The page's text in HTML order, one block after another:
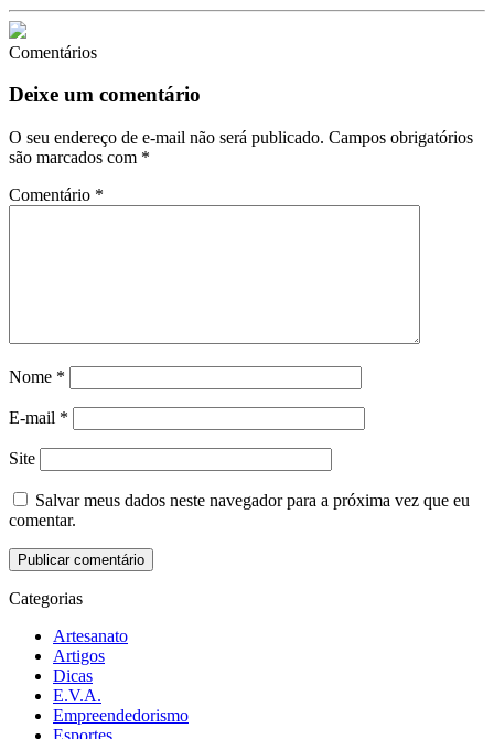
Comentários
Deixe um comentário
O seu endereço de e-mail não será publicado. Campos obrigatórios
são marcados com *
Comentário *
Nome *
E-mail *
Site
Salvar meus dados neste navegador para a próxima vez que eu
comentar.
Categorias
Artesanato
Artigos
Dicas
E.V.A.
Empreendedorismo